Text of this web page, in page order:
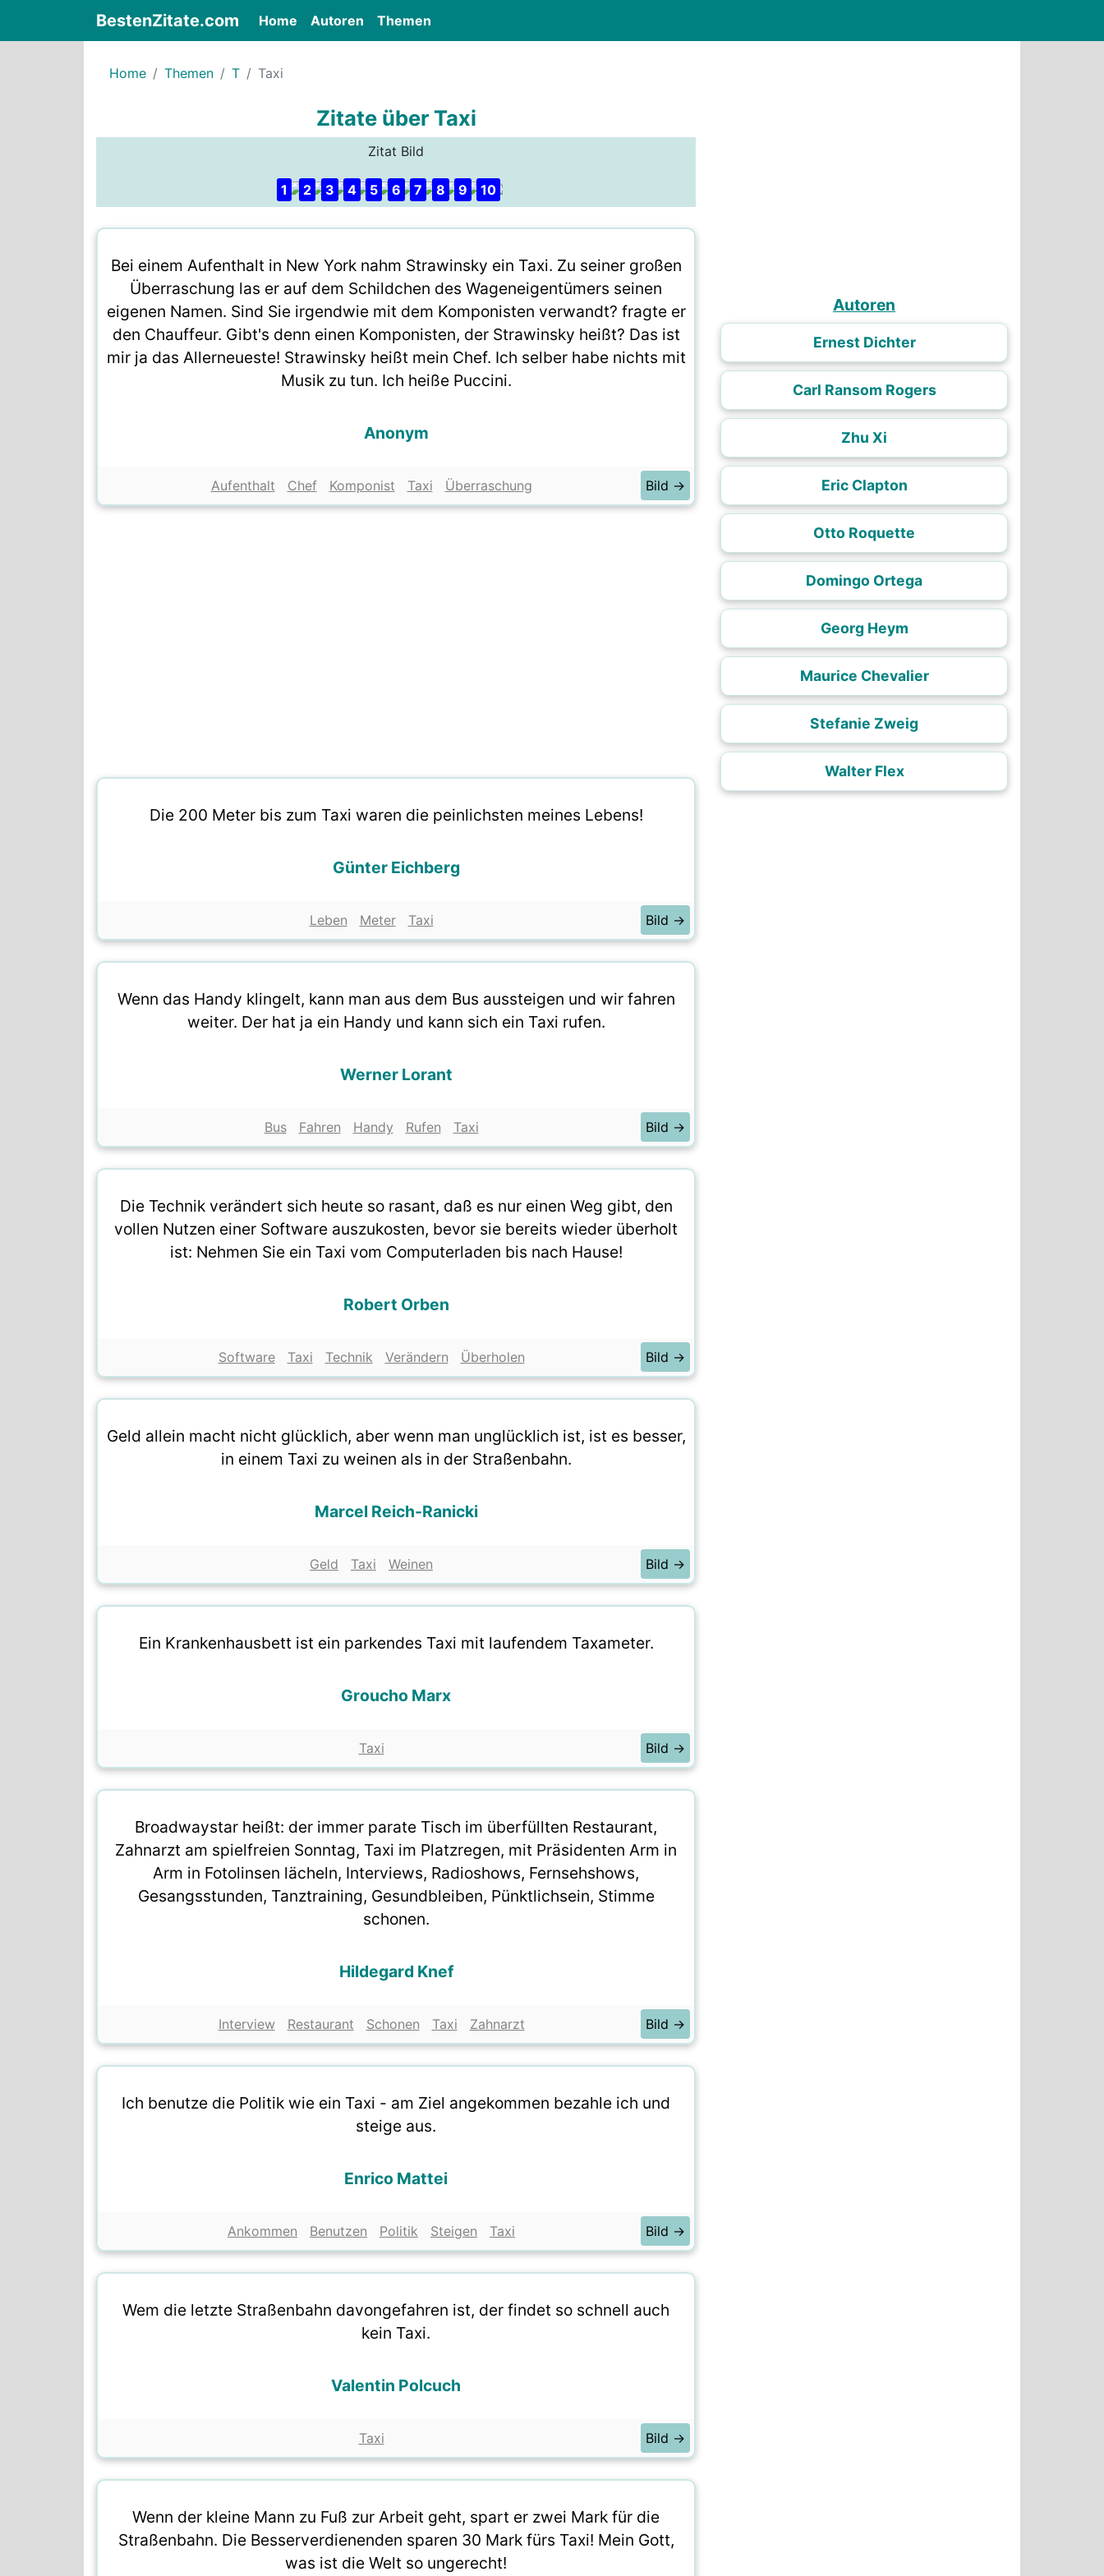
BestenZitate.com Home (current)
Autoren Themen
Home Themen T Taxi
Zitate über Taxi
Zitat Bild
1 2 3 4 5 6 7 8 9 10
Bei einem Aufenthalt in New York nahm Strawinsky ein Taxi. Zu seiner großen
Überraschung las er auf dem Schildchen des Wageneigentümers seinen
eigenen Namen. Sind Sie irgendwie mit dem Komponisten verwandt? fragte er
den Chauffeur. Gibt's denn einen Komponisten, der Strawinsky heißt? Das ist
mir ja das Allerneueste! Strawinsky heißt mein Chef. Ich selber habe nichts mit
Musik zu tun. Ich heiße Puccini.
Anonym
Aufenthalt Chef Komponist Taxi Überraschung Bild →
Die 200 Meter bis zum Taxi waren die peinlichsten meines Lebens!
Günter Eichberg
Leben Meter Taxi Bild →
Wenn das Handy klingelt, kann man aus dem Bus aussteigen und wir fahren
weiter. Der hat ja ein Handy und kann sich ein Taxi rufen.
Werner Lorant
Bus Fahren Handy Rufen Taxi Bild →
Die Technik verändert sich heute so rasant, daß es nur einen Weg gibt, den
vollen Nutzen einer Software auszukosten, bevor sie bereits wieder überholt
ist: Nehmen Sie ein Taxi vom Computerladen bis nach Hause!
Robert Orben
Software Taxi Technik Verändern Überholen Bild →
Geld allein macht nicht glücklich, aber wenn man unglücklich ist, ist es besser,
in einem Taxi zu weinen als in der Straßenbahn.
Marcel Reich-Ranicki
Geld Taxi Weinen Bild →
Ein Krankenhausbett ist ein parkendes Taxi mit laufendem Taxameter.
Groucho Marx
Taxi Bild →
Broadwaystar heißt: der immer parate Tisch im überfüllten Restaurant,
Zahnarzt am spielfreien Sonntag, Taxi im Platzregen, mit Präsidenten Arm in
Arm in Fotolinsen lächeln, Interviews, Radioshows, Fernsehshows,
Gesangsstunden, Tanztraining, Gesundbleiben, Pünktlichsein, Stimme
schonen.
Hildegard Knef
Interview Restaurant Schonen Taxi Zahnarzt Bild →
Ich benutze die Politik wie ein Taxi - am Ziel angekommen bezahle ich und
steige aus.
Enrico Mattei
Ankommen Benutzen Politik Steigen Taxi Bild →
Wem die letzte Straßenbahn davongefahren ist, der findet so schnell auch
kein Taxi.
Valentin Polcuch
Taxi Bild →
Wenn der kleine Mann zu Fuß zur Arbeit geht, spart er zwei Mark für die
Straßenbahn. Die Besserverdienenden sparen 30 Mark fürs Taxi! Mein Gott,
was ist die Welt so ungerecht!
Autoren
Ernest Dichter
Carl Ransom Rogers
Zhu Xi
Eric Clapton
Otto Roquette
Domingo Ortega
Georg Heym
Maurice Chevalier
Stefanie Zweig
Walter Flex